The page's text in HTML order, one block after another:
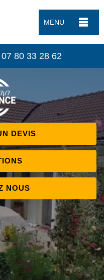
MENU
07 80 33 28 62
DEVIS
NOUS